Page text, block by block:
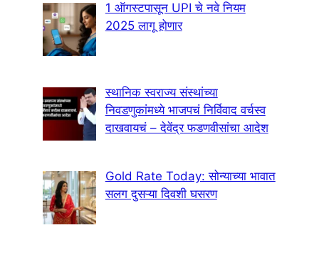
1 ऑगस्टपासून UPI चे नवे नियम
2025 लागू होणार
स्थानिक स्वराज्य संस्थांच्या
निवडणुकांमध्ये भाजपचं निर्विवाद वर्चस्व
दाखवायचं – देवेंद्र फडणवीसांचा आदेश
Gold Rate Today: सोन्याच्या भावात
सलग दुसऱ्या दिवशी घसरण